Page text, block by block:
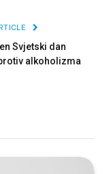
Svjetski dan
alkoholizma